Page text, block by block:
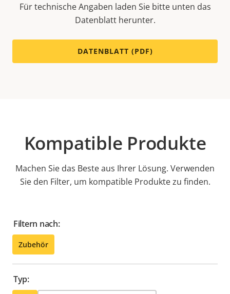
Für technische Angaben laden Sie bitte unten das
Datenblatt herunter.
DATENBLATT (PDF)
Kompatible Produkte
Machen Sie das Beste aus Ihrer Lösung. Verwenden
Sie den Filter, um kompatible Produkte zu finden.
Filtern nach:
Zubehör
Typ: